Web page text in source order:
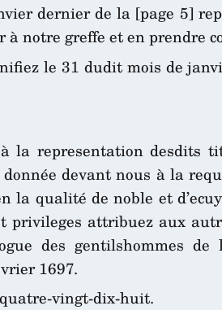
dernier de la [page 5]
notre greffe et en prendre
le 31 dudit mois de
la representation desdits
devant nous à la
la qualité de noble et
privileges attribuez aux
des gentilshommes
1697.
vingt-dix-huit.